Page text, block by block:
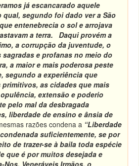
já escancarado aquele
qual, segundo foi dado ver a São
entenebrecia o sol e arrojava
a terra.
Daqui provém a
a corrupção da juventude, o
e profanas no meio do
a maior e mais poderosa peste
segundo a experiência que
as cidades que mais
extensão e poderio
pelo mal da desbragada
liberdade de ensino e ânsia de
razões condena a “Liberdade
suficientemente, se por
de trazer-se à baila toda espécie
que é por muitos desejada e
Nos, Veneráveis Irmãos, o